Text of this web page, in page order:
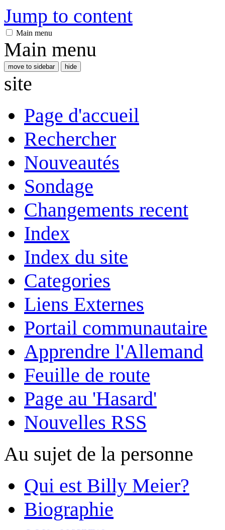
Jump to content
Main menu
Main menu
move to sidebar hide
site
Page d'accueil
Rechercher
Nouveautés
Sondage
Changements recent
Index
Index du site
Categories
Liens Externes
Portail communautaire
Apprendre l'Allemand
Feuille de route
Page au 'Hasard'
Nouvelles RSS
Au sujet de la personne
Qui est Billy Meier?
Biographie